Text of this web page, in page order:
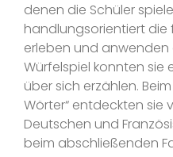
denen die Schüler
handlungsorientiert die
erleben und anwenden
Würfelspiel konnten
über sich erzählen.
Wörter“ entdeckten sie
Deutschen und
beim abschließenden